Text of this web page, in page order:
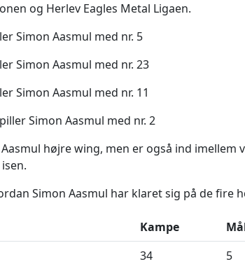
og Herlev Eagles Metal Ligaen.
Simon Aasmul med nr. 5
Simon Aasmul med nr. 23
Simon Aasmul med nr. 11
Simon Aasmul med nr. 2
højre wing, men er også ind imellem
Simon Aasmul har klaret sig på de fire
Kampe
34 5